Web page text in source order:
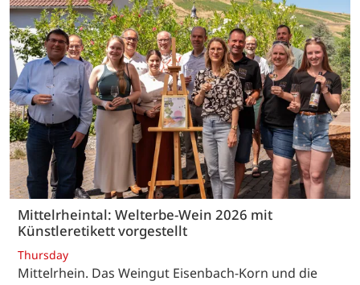
Mittelrheintal: Welterbe-Wein 2026 mit
Künstleretikett vorgestellt
Thursday
Mittelrhein. Das Weingut Eisenbach-Korn und die